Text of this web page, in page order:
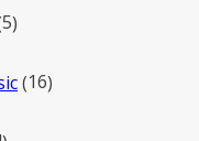
55
1616
14